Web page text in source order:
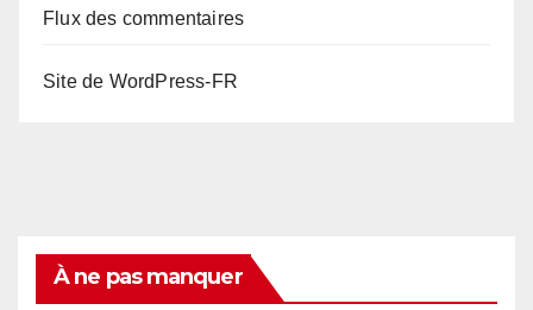
Flux des commentaires
Site de WordPress-FR
À ne pas manquer